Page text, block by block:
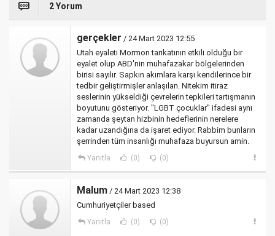
2 Yorum
gerçekler / 24 Mart 2023 12:55
Utah eyaleti Mormon tarikatının etkili olduğu bir
eyalet olup ABD'nin muhafazakar bölgelerinden
birisi sayılır. Sapkın akımlara karşı kendilerince bir
tedbir geliştirmişler anlaşılan. Nitekim itiraz
seslerinin yükseldiği çevrelerin tepkileri tartışmanın
boyutunu gösteriyor. "LGBT çocuklar" ifadesi aynı
zamanda şeytan hizbinin hedeflerinin nerelere
kadar uzandığına da işaret ediyor. Rabbim bunların
şerrinden tüm insanlığı muhafaza buyursun amin.
Yanıtla (0) (0)
Malum / 24 Mart 2023 12:38
Cumhuriyetçiler based
Yanıtla (0) (0)